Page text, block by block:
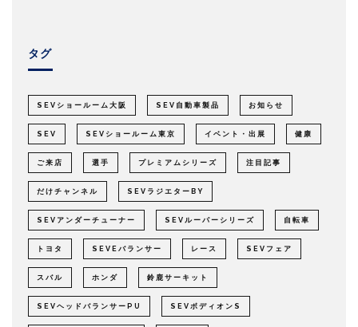
タグ
SEVショールーム大阪 SEV自動車製品 お知らせ
SEV SEVショールーム東京 イベント・出展 健康
ご来店 選手 プレミアムシリーズ 注目記事
だけチャンネル SEVラジエターBY
SEVアンダーチューナー SEVルーパーシリーズ 自転車
トヨタ SEVEバランサー レース SEVフェア
スバル ホンダ 鈴鹿サーキット
SEVヘッドバランサーPU SEVボディオンS